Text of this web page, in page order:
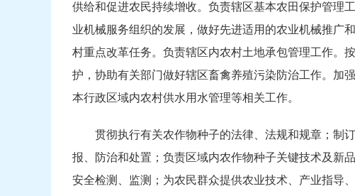
供给和促进农民持续增收。负责辖区基本农田保护管理
业机械服务组织的发展，做好先进适用的农业机械推广
村重点改革任务。负责辖区内农村土地承包管理工作。
护，协助有关部门做好辖区畜禽养殖污染防治工作。加
本行政区域内农村供水用水管理等相关工作。
贯彻执行有关农作物种子的法律、法规和规章；制
报、防治和处置；负责区域内农作物种子关键技术及新
安全检测、监测；为农民群众提供农业技术、产业指导